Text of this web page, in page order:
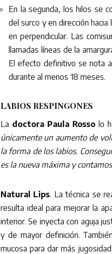
En la segunda, los hilos se
del surco y en dirección
en perpendicular. Las
llamadas líneas de la
El efecto definitivo se nota
durante al menos 18 meses.
LABIOS RESPINGONES
La doctora Paula Rossolo
únicamente un aumento de
la forma de los labios.
es la nueva máxima y
Natural Lips. La técnica se
resulta ideal para mejorar la
interior. Se inyecta con aguja
y de mayor definición.
mucosa para dar más